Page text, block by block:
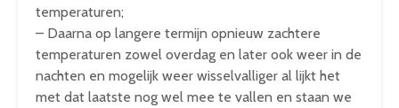
temperaturen;
– Daarna op langere termijn opnieuw zachtere
temperaturen zowel overdag en later ook weer in de
nachten en mogelijk weer wisselvalliger al lijkt het
met dat laatste nog wel mee te vallen en staan we